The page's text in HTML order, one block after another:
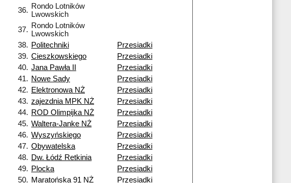
36. Rondo Lotników
Lwowskich
37. Rondo Lotników
Lwowskich
38. Politechniki
Przesiadki
39. Cieszkowskiego
Przesiadki
40. Jana Pawła II
Przesiadki
41. Nowe Sady
Przesiadki
42. Elektronowa NŻ
Przesiadki
43. zajezdnia MPK NŻ
Przesiadki
44. ROD Olimpijka NŻ
Przesiadki
45. Waltera-Janke NŻ
Przesiadki
46. Wyszyńskiego
Przesiadki
47. Obywatelska
Przesiadki
48. Dw. Łódź Retkinia
Przesiadki
49. Plocka
Przesiadki
50. Maratońska 91 NŻ Przesiadki